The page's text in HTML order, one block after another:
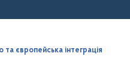
європейська інтеграція